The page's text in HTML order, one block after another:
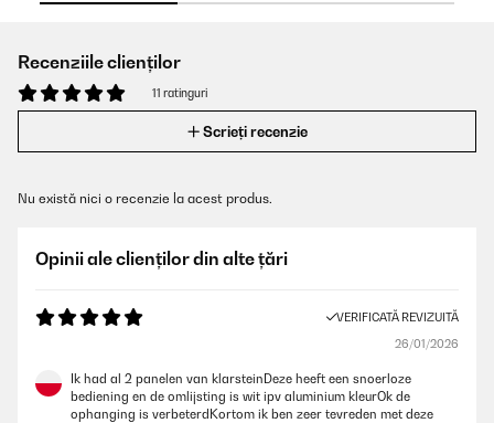
Recenziile clienților
11 ratinguri
Scrieți recenzie
Nu există nici o recenzie la acest produs.
Opinii ale clienților din alte țări
VERIFICATĂ REVIZUITĂ
26/01/2026
Ik had al 2 panelen van klarsteinDeze heeft een snoerloze
bediening en de omlijsting is wit ipv aluminium kleurOk de
ophanging is verbeterdKortom ik ben zeer tevreden met deze